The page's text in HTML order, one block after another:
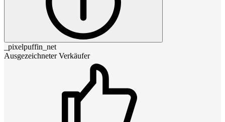
_pixelpuffin_net
Ausgezeichneter Verkäufer